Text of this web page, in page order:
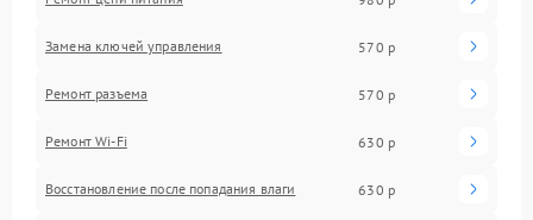
Замена ключей управления 570 р
Ремонт разъема 570 р
Ремонт Wi-Fi 630 р
Восстановление после попадания влаги 630 р